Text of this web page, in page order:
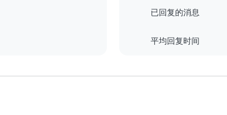
已回复的消息
平均回复时间